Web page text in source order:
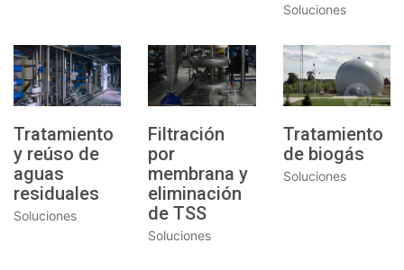
Soluciones
Tratamiento
y reúso de
aguas
residuales
Soluciones
Filtración
por
membrana y
eliminación
de TSS
Soluciones
Tratamiento
de biogás
Soluciones
© Copyright SYMBIONA GROUP OF COMPANIES 2023. All